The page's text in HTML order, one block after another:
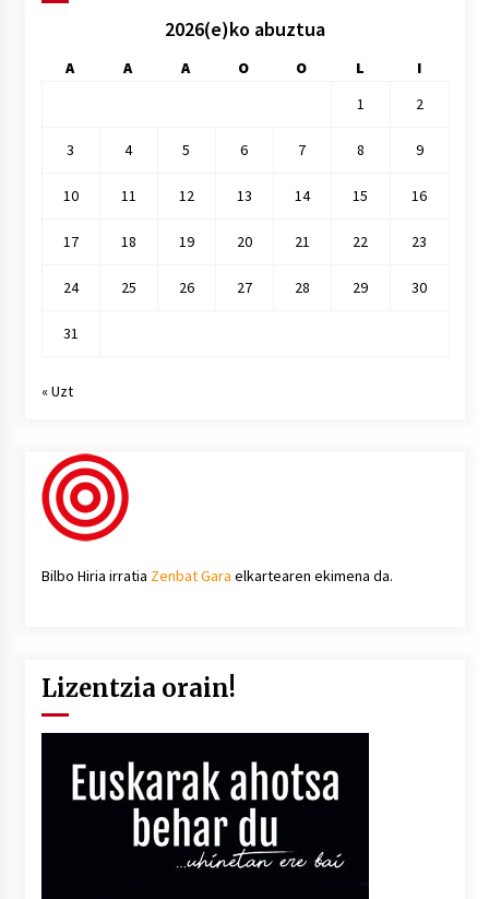
2026(e)ko abuztua
A A A O O L
I
1
2
3 4 5 6 7 8 9
10 11 12 13 14 15 16
17 18 19 20 21 22 23
24 25 26 27 28 29 30
31
« Uzt
Bilbo Hiria irratia Zenbat Gara elkartearen ekimena da.
Lizentzia orain!